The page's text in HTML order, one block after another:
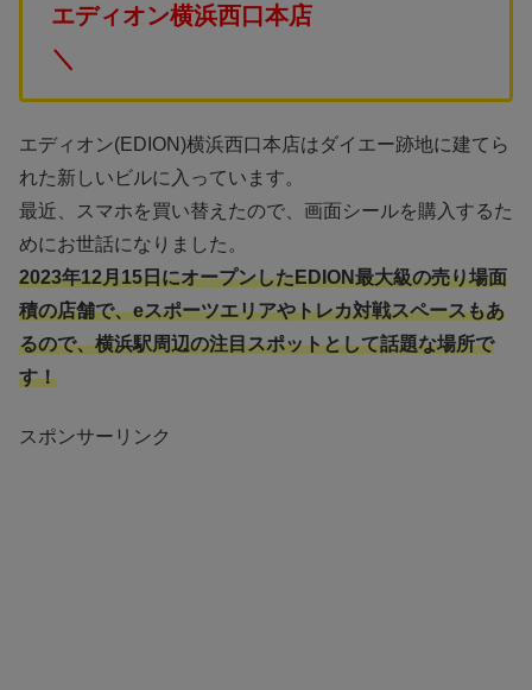
エディオン横浜西口本店
＼
エディオン(EDION)横浜西口本店はダイエー跡地に建てら
れた新しいビルに入っています。
最近、スマホを買い替えたので、画面シールを購入するた
めにお世話になりました。
2023年12月15日にオープンしたEDION最大級の売り場面
積の店舗で、eスポーツエリアやトレカ対戦スペースもあ
るので、横浜駅周辺の注目スポットとして話題な場所で
す！
スポンサーリンク